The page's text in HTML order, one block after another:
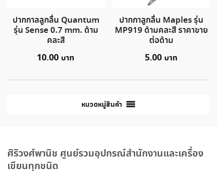
ปากกาลลูกลื่น Quantum
รุ่น Sense 0.7 mm. ด้าม
คละสี
10.00
ปากกาลูกลื่น Maples รุ่น
MP919 ด้ามคละสี ราคาขาย
ต่อด้าม
5.00
หมวดหมู่สินค้า
ศิริวงศ์พานิช ศูนย์รวมอุปกรณ์สำนักงานและเครื่อง
เขียนทุกชนิด